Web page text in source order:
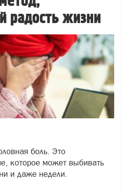
радость жизни
боль. Это
которое может выбивать
и даже недели.